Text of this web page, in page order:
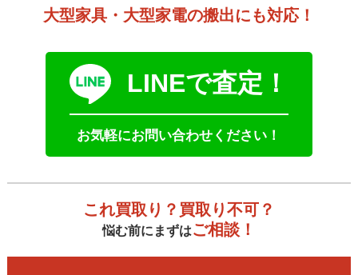
大型家具・大型家電の搬出にも対応！
LINEで査定！
お気軽にお問い合わせください！
これ買取り？買取り不可？
悩む前にまずはご相談！